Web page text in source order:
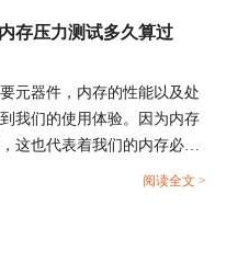
存压力测试多久算过
元器件，内存的性能以及处
我们的使用体验。因为内存
这也代表着我们的内存必须
对电脑内存进行压力测试十
阅读全文 >